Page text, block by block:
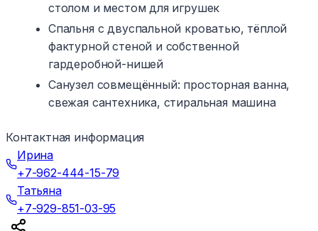
столом и местом для игрушек
Спальня с двуспальной кроватью, тёплой
фактурной стеной и собственной
гардеробной-нишей
Санузел совмещённый: просторная ванна,
свежая сантехника, стиральная машина
Контактная информация
Ирина
+7-962-444-15-79
Татьяна
+7-929-851-03-95